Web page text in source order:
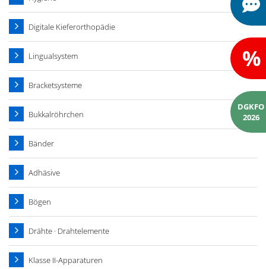
Digitale Kieferorthopädie
Lingualsystem
Bracketsysteme
Bukkalröhrchen
Bänder
Adhäsive
Bögen
Drähte · Drahtelemente
Klasse II-Apparaturen
%
DGKFO
2026